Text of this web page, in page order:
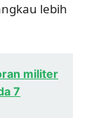
lebih
militer
7